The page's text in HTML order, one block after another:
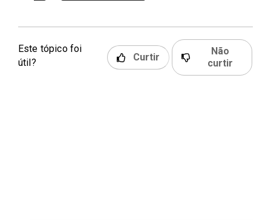
Este tópico foi
útil?
Curtir
Não
curtir